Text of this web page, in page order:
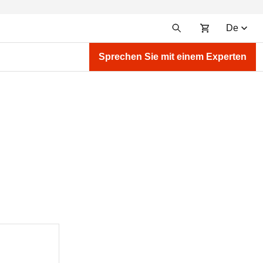
De
Sprechen Sie mit einem Experten